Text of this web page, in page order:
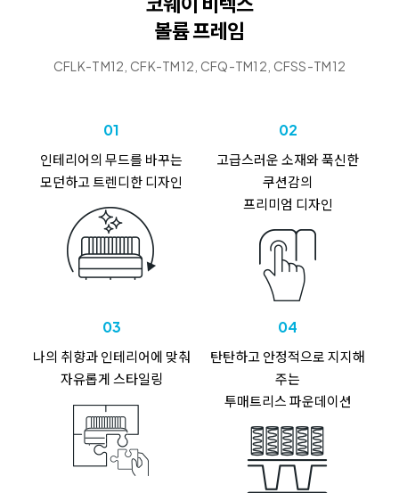
볼륨 프레임
CFLK-TM12, CFK-TM12, CFQ-TM12, CFSS-TM12
01
인테리어의 무드를 바꾸는
모던하고 트렌디한 디자인
02
고급스러운 소재와푹신한
쿠션감의
프리미엄 디자인
03
나의 취향과 인테리어에 맞춰
자유롭게 스타일링
04
탄탄하고 안정적으로 지지해
주는
투매트리스 파운데이션